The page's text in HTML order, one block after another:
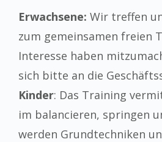
Erwachsene: Wir treffen
zum gemeinsamen freien
Interesse haben
sich bitte an die
Kinder: Das Training
im balancieren, springen
werden Grundtechniken